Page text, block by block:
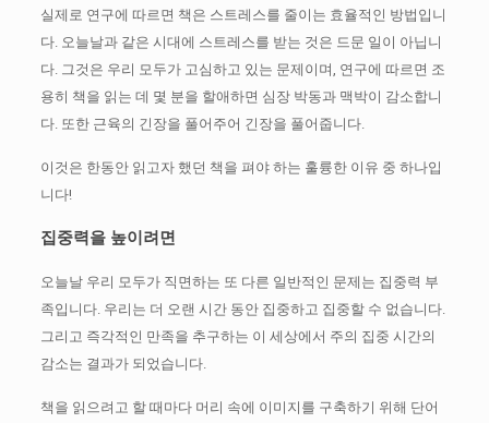
실제로 연구에 따르면 책은 스트레스를 줄이는 효율적인 방법입니
다. 오늘날과 같은 시대에 스트레스를 받는 것은 드문 일이 아닙니
다. 그것은 우리 모두가 고심하고 있는 문제이며, 연구에 따르면 조
용히 책을 읽는 데 몇 분을 할애하면 심장 박동과 맥박이 감소합니
다. 또한 근육의 긴장을 풀어주어 긴장을 풀어줍니다.
이것은 한동안 읽고자 했던 책을 펴야 하는 훌륭한 이유 중 하나입
니다!
집중력을 높이려면
오늘날 우리 모두가 직면하는 또 다른 일반적인 문제는 집중력 부
족입니다. 우리는 더 오랜 시간 동안 집중하고 집중할 수 없습니다.
그리고 즉각적인 만족을 추구하는 이 세상에서 주의 집중 시간의
감소는 결과가 되었습니다.
책을 읽으려고 할 때마다 머리 속에 이미지를 구축하기 위해 단어